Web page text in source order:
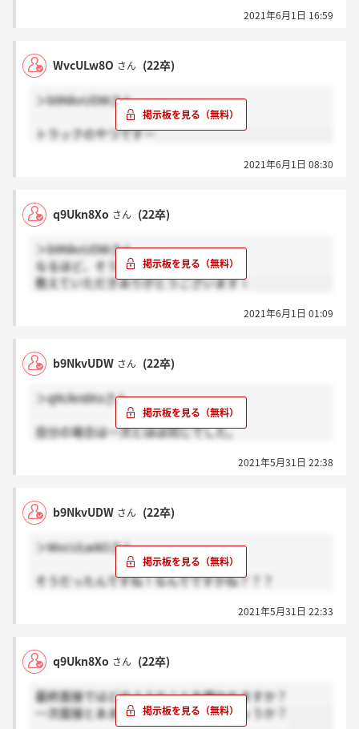
2021年6月1日 16:59
WvcULw8O さん (22卒)
＞b9NkvUDWさん
トラックのやつですー
2021年6月1日 08:30
q9Ukn8Xo さん (22卒)
＞b9NkvUDWさん
なるほど、そうだったのですね
教えていただきありがとうございます！
2021年6月1日 01:09
b9NkvUDW さん (22卒)
＞q9Ukn8Xoさん
自分の場合は一次とほぼ同じでした。
2021年5月31日 22:38
b9NkvUDW さん (22卒)
＞WvcULw8Oさん
そうだったんですね！なんでですかね？？？
2021年5月31日 22:33
q9Ukn8Xo さん (22卒)
最終面接ではどのようなことを聞かれますか？
一次面接とあまり変わりはないのでしょうか？